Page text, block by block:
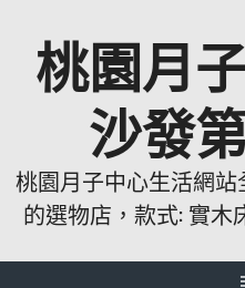
桃園月
沙發
桃園月子中心生活網
的選物店，款式: 實木